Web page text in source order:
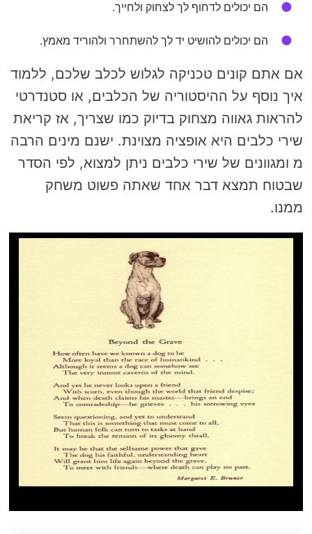
הם יכולים לדחוף לך לצחוק ולחייך.
הם יכולים להושיט יד לך להשתחרר ולהוריד מאמץ.
אם אתם קונים טכניקה לגלוש לכלב שלכם, ללמוד
איך נוסף על ההיסטוריה של הכלבים, או סטנדרטי
להראות גאווה מצחוק בדיוק כמו שצריך, אז קריאת
שירי כלבים היא אופציה מצוינת. ישנם מינים הרבה
מ ומגוונים של שירי כלבים ניתן למצוא, לפי הסדר
שבטוח תמצא דבר אחד שאתה פשוט משחק
ממנו.